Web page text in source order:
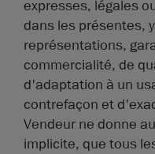
expresses, légales
dans les présentes,
représentations,
commercialité, de
d'adaptation à un
contrefaçon et
Vendeur ne donne
implicite, que tous